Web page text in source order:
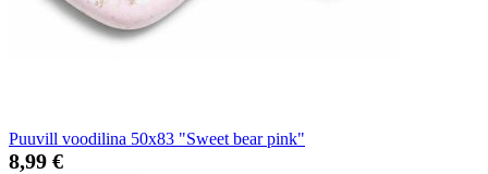
Puuvill voodilina 50x83 "Sweet bear pink"
8,99 €